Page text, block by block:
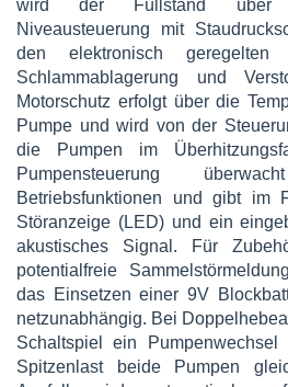
wird der Füllstand über
Niveausteuerung mit
den elektronisch
Schlammablagerung und
Motorschutz erfolgt über die
Pumpe und wird von der
die Pumpen im
Pumpensteuerung
Betriebsfunktionen und gibt im
Störanzeige (LED) und ein
akustisches Signal. Für
potentialfreie
das Einsetzen einer 9V
netzunabhängig. Bei
Schaltspiel ein
Spitzenlast beide Pumpen